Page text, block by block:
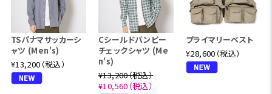
TSパナマサッカーシ
ャツ (Men's)
¥13,200（税込）
Cシールドバンピー
チェックシャツ (Me
n's)
¥13,200（税込）
¥10,560（税込）
プライマリーベスト
¥28,600（税込）